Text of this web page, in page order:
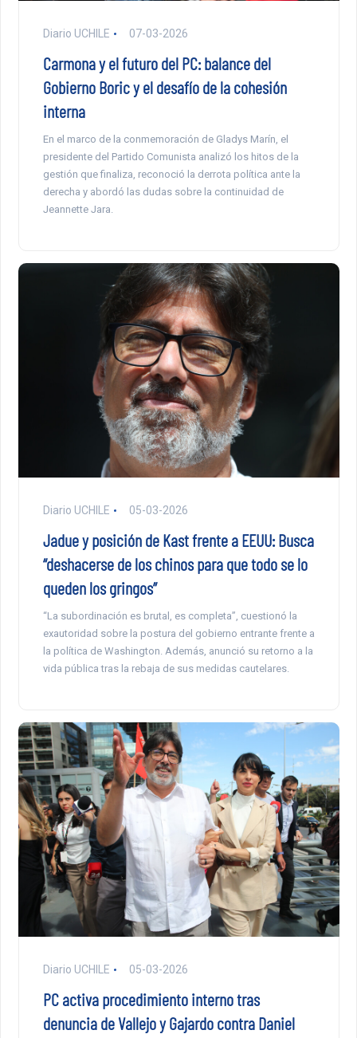
Diario UCHILE 07-03-2026
Carmona y el futuro del PC: balance del
Gobierno Boric y el desafío de la cohesión
interna
En el marco de la conmemoración de Gladys Marín, el
presidente del Partido Comunista analizó los hitos de la
gestión que finaliza, reconoció la derrota política ante la
derecha y abordó las dudas sobre la continuidad de
Jeannette Jara.
Diario UCHILE 05-03-2026
Jadue y posición de Kast frente a EEUU: Busca
“deshacerse de los chinos para que todo se lo
queden los gringos”
“La subordinación es brutal, es completa”, cuestionó la
exautoridad sobre la postura del gobierno entrante frente a
la política de Washington. Además, anunció su retorno a la
vida pública tras la rebaja de sus medidas cautelares.
Diario UCHILE 05-03-2026
PC activa procedimiento interno tras
denuncia de Vallejo y Gajardo contra Daniel